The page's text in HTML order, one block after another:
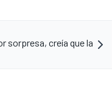
sorpresa, creía que la